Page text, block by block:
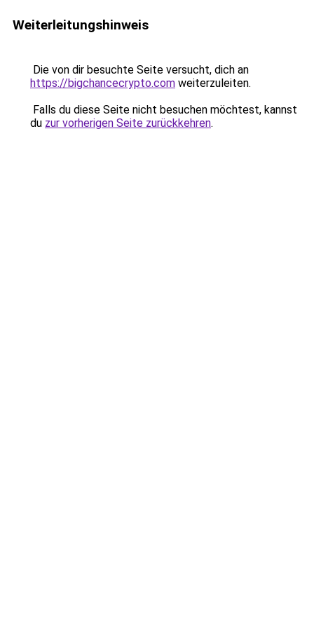
Weiterleitungshinweis
Die von dir besuchte Seite versucht, dich an
https://bigchancecrypto.com weiterzuleiten.
Falls du diese Seite nicht besuchen möchtest, kannst
du zur vorherigen Seite zurückkehren.